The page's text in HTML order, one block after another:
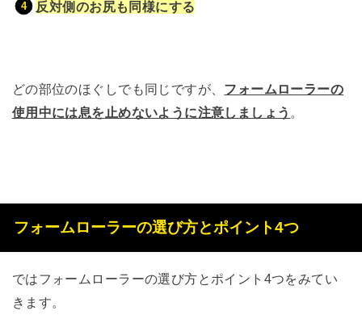
反対側のお尻も同様にする
どの部位のほぐしでも同じですが、 フォームローラーの
使用中には息を止めないように注意しましょう 。
フォームローラーの選び方とポイント4つ
ではフォームローラーの選び方とポイント4つをみてい
きます。